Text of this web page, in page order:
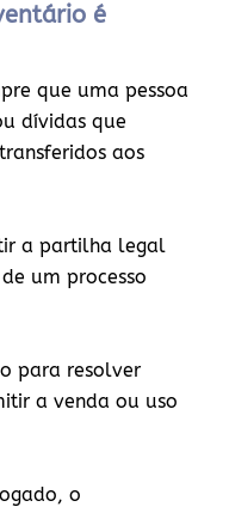
é
que uma pessoa
dívidas que
aos
a partilha legal
um processo
para resolver
a venda ou uso
o